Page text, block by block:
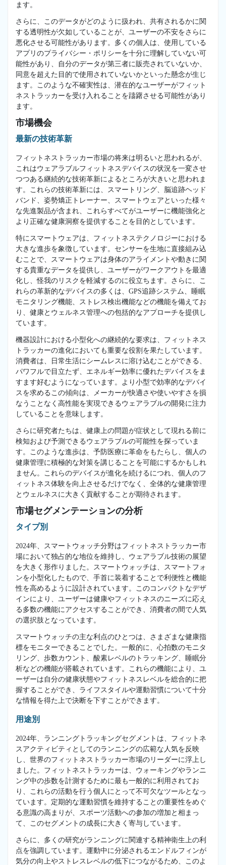
ます。
さらに、このデータがどのように扱われ、共有されるかに関
する透明性が欠如していることが、ユーザーの不安をさらに
悪化させる可能性があります。多くの個人は、使用している
アプリのプライバシー・ポリシーを十分に理解していない可
能性があり、自分のデータが第三者に販売されていないか、
同意を超えた目的で使用されていないかといった懸念が生じ
ます。このような不確実性は、潜在的なユーザーがフィット
ネストラッカーを受け入れることを躊躇させる可能性があり
ます。
市場機会
最新の技術革新
フィットネストラッカー市場の将来は明るいと思われるが、
これはウェアラブルフィットネスデバイスの状況を一変させ
つつある継続的な技術革新によるところが大きいと思われま
す。これらの技術革新には、スマートリング、脳追跡ヘッド
バンド、姿勢矯正トレーナー、スマートウェアといった様々
な先進製品が含まれ、これらすべてがユーザーに機能強化と
より正確な健康洞察を提供することを目的としています。
特にスマートウェアは、フィットネステクノロジーにおける
大きな進歩を象徴しています。センサーを生地に直接組み込
むことで、スマートウェアは身体のアライメントや動きに関
する貴重なデータを提供し、ユーザーがワークアウトを最適
化し、怪我のリスクを軽減するのに役立ちます。さらに、こ
れらの革新的なデバイスの多くは、GPS追跡システム、睡眠
モニタリング機能、ストレス検出機能などの機能を備えてお
り、健康とウェルネス管理への包括的なアプローチを提供し
ています。
機器設計における小型化への継続的な要求は、フィットネス
トラッカーの進化においても重要な役割を果たしています。
消費者は、日常生活にシームレスに溶け込むことができる、
パワフルで目立たず、エネルギー効率に優れたデバイスをま
すます好むようになっています。より小型で効率的なデバイ
スを求めるこの傾向は、メーカーが快適さや使いやすさを損
なうことなく高性能を実現できるウェアラブルの開発に注力
していることを意味します。
さらに研究者たちは、健康上の問題が症状として現れる前に
検知および予測できるウェアラブルの可能性を探っていま
す。このような進歩は、予防医療に革命をもたらし、個人の
健康管理に積極的な対策を講じることを可能にするかもしれ
ません。これらのデバイスが進化を続けるにつれ、個人のフ
ィットネス体験を向上させるだけでなく、全体的な健康管理
とウェルネスに大きく貢献することが期待されます。
市場セグメンテーションの分析
タイプ別
2024年、スマートウォッチ分野はフィットネストラッカー市
場において独占的な地位を維持し、ウェアラブル技術の展望
を大きく形作りました。スマートウォッチは、スマートフォ
ンを小型化したもので、手首に装着することで利便性と機能
性を高めるように設計されています。このコンパクトなデザ
インにより、ユーザーは健康やフィットネスのニーズに応え
る多数の機能にアクセスすることができ、消費者の間で人気
の選択肢となっています。
スマートウォッチの主な利点のひとつは、さまざまな健康指
標をモニターできることでした。一般的に、心拍数のモニタ
リング、歩数カウント、酸素レベルのトラッキング、睡眠分
析などの機能が搭載されています。これらの機能により、ユ
ーザーは自分の健康状態やフィットネスレベルを総合的に把
握することができ、ライフスタイルや運動習慣について十分
な情報を得た上で決断を下すことができます。
用途別
2024年、ランニングトラッキングセグメントは、フィットネ
スアクティビティとしてのランニングの広範な人気を反映
し、世界のフィットネストラッカー市場のリーダーに浮上し
ました。フィットネストラッカーは、ウォーキングやランニ
ング中の歩数を計測するために最も一般的に利用されてお
り、これらの活動を行う個人にとって不可欠なツールとなっ
ています。定期的な運動習慣を維持することの重要性をめぐ
る意識の高まりが、スポーツ活動への参加の増加と相まっ
て、このセグメントの成長に大きく寄与しています。
さらに、多くの研究がランニングに関連する精神衛生上の利
点を強調しています。運動中に分泌されるエンドルフィンが
気分の向上やストレスレベルの低下につながるため、このよ